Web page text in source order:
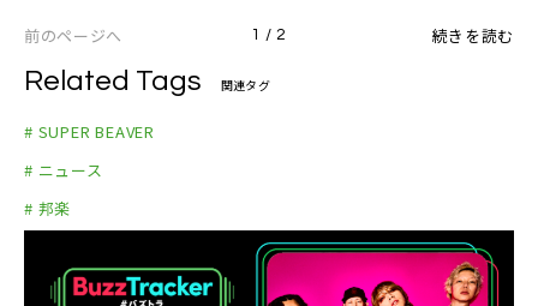
前のページへ
1 / 2 続きを読む
Related Tags 関連タグ
# SUPER BEAVER
# ニュース
# 邦楽